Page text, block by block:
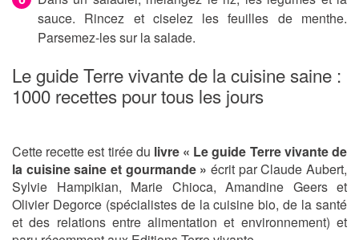
sauce. Rincez et ciselez les feuilles de menthe.
Parsemez-les sur la salade.
Le guide Terre vivante de la cuisine saine :
1000 recettes pour tous les jours
Cette recette est tirée du livre « Le guide Terre vivante de
la cuisine saine et gourmande » écrit par Claude Aubert,
Sylvie Hampikian, Marie Chioca, Amandine Geers et
Olivier Degorce (spécialistes de la cuisine bio, de la santé
et des relations entre alimentation et environnement) et